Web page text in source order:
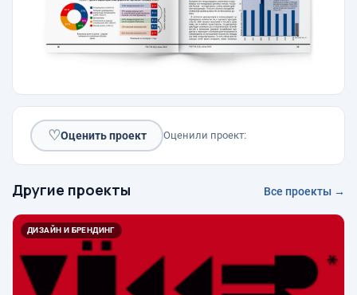
♡Оценить проект Оценили проект:
Другие проекты Все проекты →
ДИЗАЙН И БРЕНДИНГ